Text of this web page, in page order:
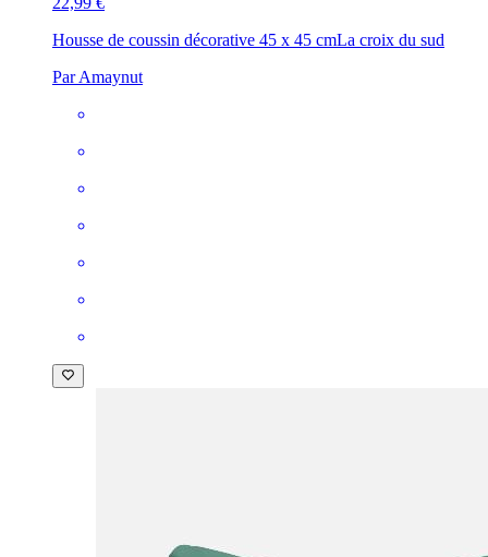
Housse de coussin décorative 45 x 45 cmLa croix du sud
Par Amaynut